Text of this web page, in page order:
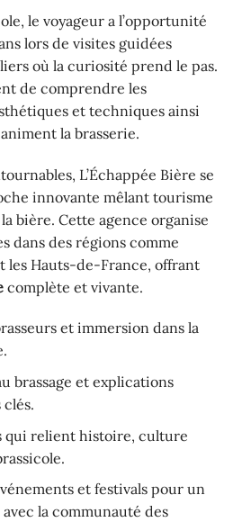
le voyageur a l’opportunité
lors de visites guidées
où la curiosité prend le pas.
de comprendre les
et techniques ainsi
la brasserie.
L’Échappée Bière se
innovante mêlant tourisme
bière. Cette agence organise
dans des régions comme
les Hauts-de-France, offrant
complète et vivante.
et immersion dans la
brassage et explications
qui relient histoire, culture
et festivals pour un
la communauté des